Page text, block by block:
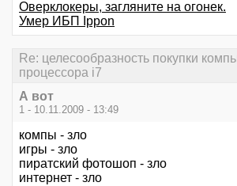
Оверклокеры, загляните на огонек.
Умер ИБП Ippon
Re: целесообразность покупки
процессора i7
А вот
1 - 10.11.2009 - 13:49
компы - зло
игры - зло
пиратский фотошоп - зло
интернет - зло